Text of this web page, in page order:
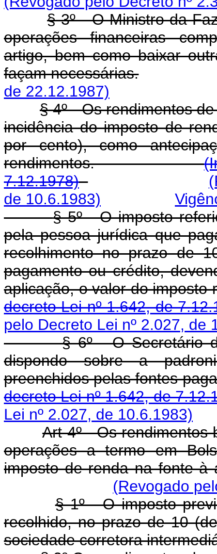
§ 3º - O Ministro da
operações financeiras
artigo, bem como baixar
façam necessárias.
de 22.12.1987)
§ 4º - Os rendimentos
incidência do imposto de
por cento), como
rendimentos.
7.12.1978)
de 10.6.1983)
§ 5º - O imposto
pela pessoa jurídica que
recolhimento no prazo de
pagamento ou crédito,
aplicação, o valor
decreto Lei nº 1.642, de
pelo Decreto Lei nº 2.027, de
§ 6º - O Secretário
dispondo sobre a
preenchidos pelas
decreto Lei nº 1.642, de
Lei nº 2.027, de 10.6.1983)
Art 4º - Os rendimentos
operações a termo em
imposto de renda na fonte à
(Revogado
§ 1º - O imposto
recolhido, no prazo de 10
sociedade corretora